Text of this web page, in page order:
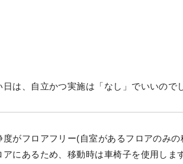
は、自立かつ実施は「なし」でいいので
がフロアフリー(自室があるフロアのみ
にあるため、移動時は車椅子を使用しま